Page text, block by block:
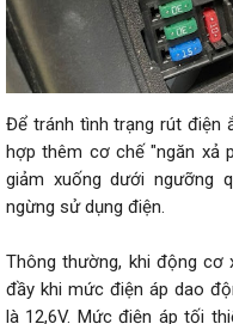
Để tránh tình trạng rút điện
hợp thêm cơ chế "ngăn xả
giảm xuống dưới ngưỡng
ngừng sử dụng điện.
Thông thường, khi động
đầy khi mức điện áp dao
là 12,6V. Mức điện áp tối